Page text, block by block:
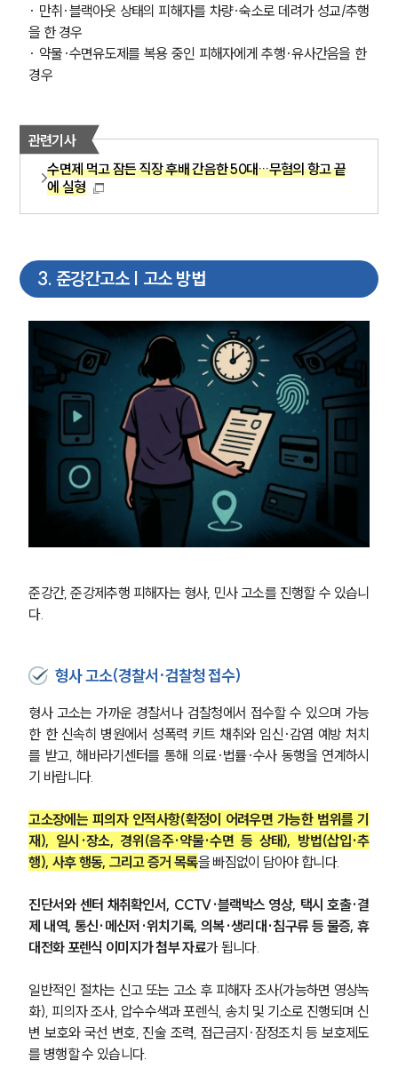
· 만취·블랙아웃 상태의 피해자를 차량·숙소로 데려가 성교/추행
을 한 경우
· 약물·수면유도제를 복용 중인 피해자에게 추행·유사간음을 한
경우
관련기사
수면제 먹고 잠든 직장 후배 간음한 50대…무혐의 항고 끝
에 실형
3. 준강간고소 | 고소 방법
준강간, 준강제추행 피해자는 형사, 민사 고소를 진행할 수 있습니
다.
형사 고소(경찰서·검찰청 접수)
형사 고소는 가까운 경찰서나 검찰청에서 접수할 수 있으며 가능
한 한 신속히 병원에서 성폭력 키트 채취와 임신·감염 예방 처치
를 받고, 해바라기센터를 통해 의료·법률·수사 동행을 연계하시
기 바랍니다.
고소장에는 피의자 인적사항(확정이 어려우면 가능한 범위를 기
재), 일시·장소, 경위(음주·약물·수면 등 상태), 방법(삽입·추
행), 사후 행동, 그리고 증거 목록을 빠짐없이 담아야 합니다.
진단서와 센터 채취확인서, CCTV·블랙박스 영상, 택시 호출·결
제 내역, 통신·메신저·위치기록, 의복·생리대·침구류 등 물증, 휴
대전화 포렌식 이미지가 첨부 자료가 됩니다.
일반적인 절차는 신고 또는 고소 후 피해자 조사(가능하면 영상녹
화), 피의자 조사, 압수수색과 포렌식, 송치 및 기소로 진행되며 신
변 보호와 국선 변호, 진술 조력, 접근금지·잠정조치 등 보호제도
를 병행할 수 있습니다.